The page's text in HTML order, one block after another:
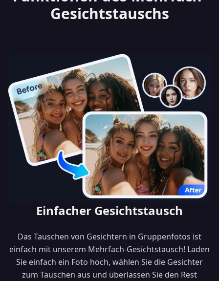
Gesichtstauschs
Einfacher Gesichtstausch
Das Tauschen von Gesichtern in Gruppenfotos ist
einfach mit unserem Mehrfach-Gesichtstausch! Laden
Sie einfach ein Foto hoch, wählen Sie die Gesichter
zum Tauschen aus und überlassen Sie den Rest